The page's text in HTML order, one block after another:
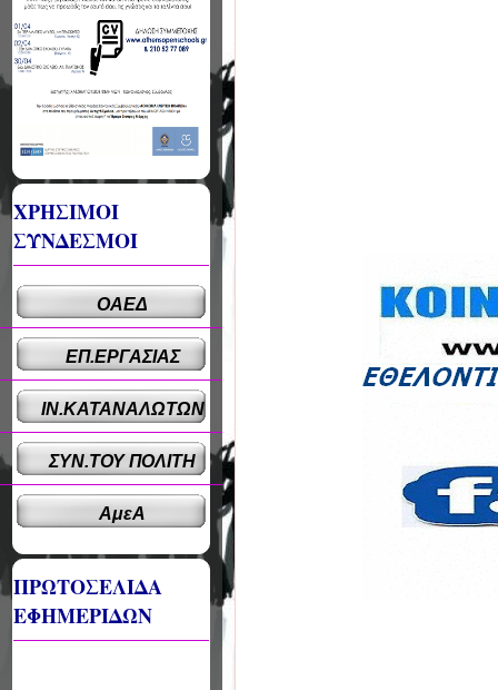
ΧΡΗΣΙΜΟΙ
ΣΥΝΔΕΣΜΟΙ
ΟΑΕΔ
ΕΠ.ΕΡΓΑΣΙΑΣ
ΙΝ.ΚΑΤΑΝΑΛΩΤΩΝ
ΣΥΝ.ΤΟΥ ΠΟΛΙΤΗ
ΑμεΑ
ΠΡΩΤΟΣΕΛΙΔΑ
ΕΦΗΜΕΡΙΔΩΝ